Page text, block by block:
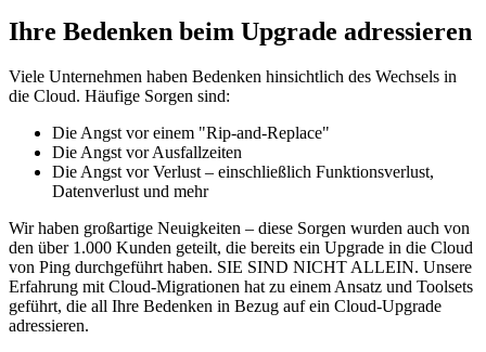
Ihre Bedenken beim Upgrade adressieren
Viele Unternehmen haben Bedenken hinsichtlich des Wechsels in
die Cloud. Häufige Sorgen sind:
Die Angst vor einem "Rip-and-Replace"
Die Angst vor Ausfallzeiten
Die Angst vor Verlust – einschließlich Funktionsverlust,
Datenverlust und mehr
Wir haben großartige Neuigkeiten – diese Sorgen wurden auch von
den über 1.000 Kunden geteilt, die bereits ein Upgrade in die Cloud
von Ping durchgeführt haben. SIE SIND NICHT ALLEIN. Unsere
Erfahrung mit Cloud-Migrationen hat zu einem Ansatz und Toolsets
geführt, die all Ihre Bedenken in Bezug auf ein Cloud-Upgrade
adressieren.